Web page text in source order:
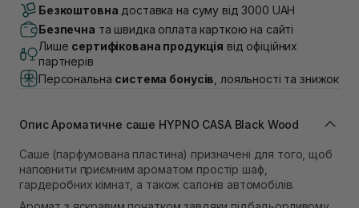
В наявності
Самовивіз м. Луцьк, вул. Винниченка 4
В наявності
Самовивіз м. Львів, вул. Академіка Підстригача, 1В
(Duck’s Lake)
Немає в наявності!
Самовивіз м. Львів, вул. Степана Бандери 45
В наявності
Самовивіз м. Рівне, вул. 16-го Липня, 15
В наявності
Самовивіз м. Рівне, вул. Кулика і Гудачека 23 (ТЦ
Безкоштовна доставка на суму від 3000 UAH
Безпечна та швидка оплата карткою на сайті
Лише сертифікована продукція від офіційних
партнерів
Персональна система бонусів , лояльності та знижок
Опис Ароматичне саше HYPNO CASA Black Wood
Саше (парфумована пластина) призначені для того, щоб
наповнити приємним ароматом простір шаф,
гардеробних кімнат, а також салонів автомобілів.